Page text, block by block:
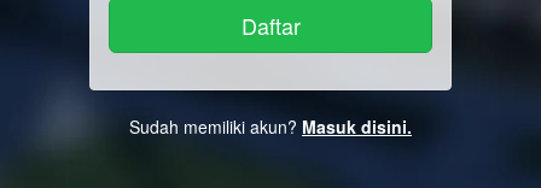
Sudah memiliki akun? Masuk disini.